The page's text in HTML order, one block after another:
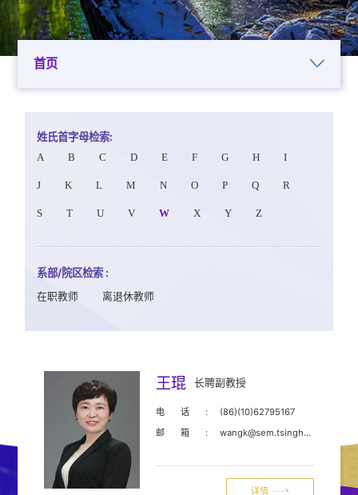
首页
姓氏首字母检索:
A B C D E F G H I
J K L M N O P Q R
S T U V W X Y Z
系部/院区检索 :
在职教师 离退休教师
王琨 长聘副教授
电话:
(86)(10)62795167
邮箱:
wangk@sem.tsinghua.edu.cn
详情